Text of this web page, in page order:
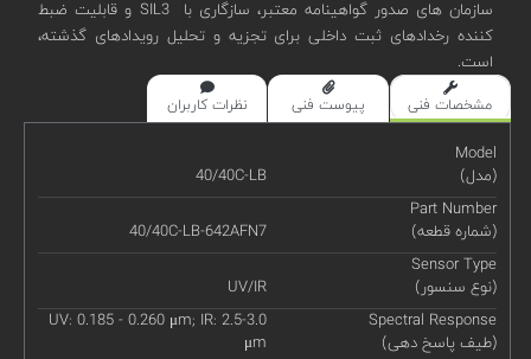
سازمان های صدور گواهینامه معتبر، سازگاری با SIL3 و قابلیت ضبط
کننده رخدادهای ثبت داخلی برای تجزیه و تحلیل رویدادهای گذشته،
است.
مشخصات فنی پیوست فنی نظرات کاربران
Model
(مدل)
40/40C-LB
Part Number
(شماره قطعه)
40/40C-LB-642AFN7
Sensor Type
(نوع سنسور)
UV/IR
Spectral Response
(طیف پاسخ دهی)
UV: 0.185 - 0.260 μm; IR: 2.5-3.0
μm